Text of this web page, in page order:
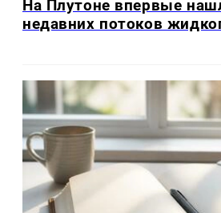
На Плутоне впервые
недавних потоков